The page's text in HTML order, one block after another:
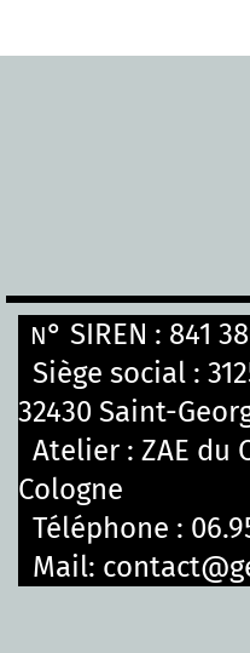
N° SIREN : 841
Siège social :
32430 Saint-
Atelier : ZAE du
Cologne
Téléphone :
Mail: